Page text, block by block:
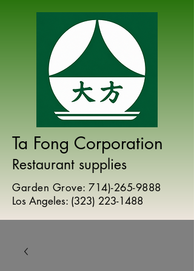
Ta Fong Corporation
Restaurant supplies
Garden Grove:714)-265-9888
Los Angeles: (323) 223-1488